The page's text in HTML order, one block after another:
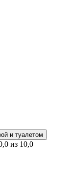
и туалетом
из 10,0